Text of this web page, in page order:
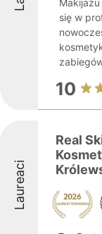
się w
10
Laureaci
Real